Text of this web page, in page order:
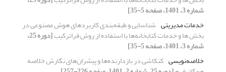
شماره 3، 1401، صفحه 5-35]
خدمات مدیریتی شناسایی و طبقه‌بندی کاربردهای هوش مصنوعی در
بخش ها و خدمات کتابخانه‌ها با استفاده از روش فراترکیب [دوره 25،
شماره 3، 1401، صفحه 5-35]
خلاصه‌نویسی کنکاشی در بازدارنده‌ها و پیشران‌های نگارش خلاصه